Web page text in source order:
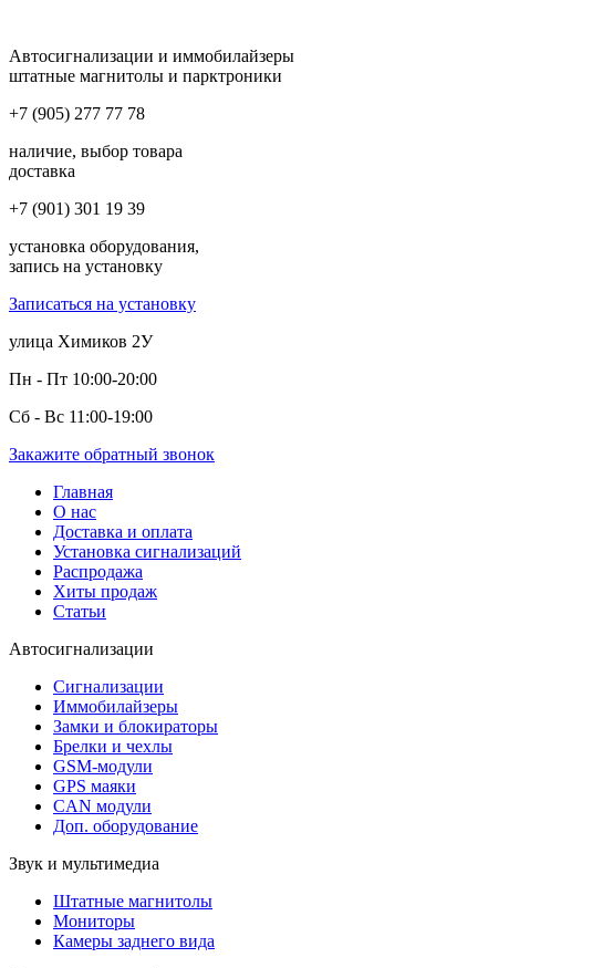
Автосигнализации и иммобилайзеры
штатные магнитолы и парктроники
+7 (905) 277 77 78
наличие, выбор товара
доставка
+7 (901) 301 19 39
установка оборудования,
запись на установку
Записаться на установку
улица Химиков 2У
Пн - Пт 10:00-20:00
Сб - Вс 11:00-19:00
Закажите обратный звонок
Главная
О нас
Доставка и оплата
Установка сигнализаций
Распродажа
Хиты продаж
Статьи
Автосигнализации
Сигнализации
Иммобилайзеры
Замки и блокираторы
Брелки и чехлы
GSM-модули
GPS маяки
CAN модули
Доп. оборудование
Звук и мультимедиа
Штатные магнитолы
Мониторы
Камеры заднего вида